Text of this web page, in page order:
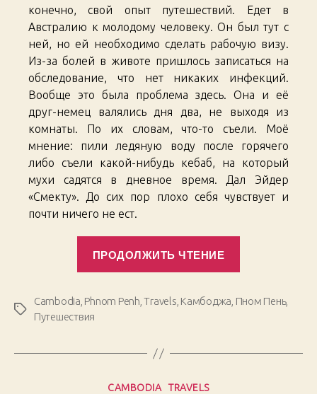
конечно, свой опыт путешествий. Едет в
Австралию к молодому человеку. Он был тут с
ней, но ей необходимо сделать рабочую визу.
Из-за болей в животе пришлось записаться на
обследование, что нет никаких инфекций.
Вообще это была проблема здесь. Она и её
друг-немец валялись дня два, не выходя из
комнаты. По их словам, что-то съели. Моё
мнение: пили ледяную воду после горячего
либо съели какой-нибудь кебаб, на который
мухи садятся в дневное время. Дал Эйдер
«Смекту». До сих пор плохо себя чувствует и
почти ничего не ест.
ПРОДОЛЖИТЬ ЧТЕНИЕ
Asian
Trip.
Метки
Cambodia Phnom Penh ,Travels Камбоджа Пном Пень,
Путешествия
Рубрики
CAMBODIA TRAVELS